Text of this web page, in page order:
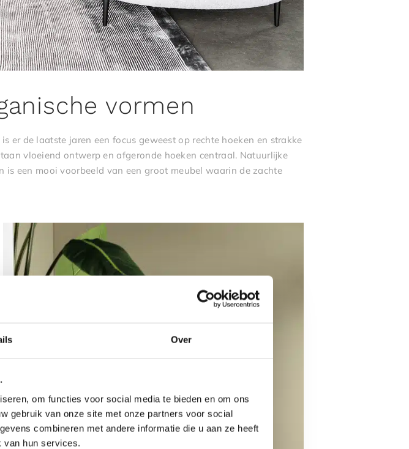
Over
om functies voor social media te bieden en om ons
gebruik van onze site met onze partners voor social
combineren met andere informatie die u aan ze heeft
van hun services.
vormen
er de laatste jaren een focus geweest op rechte hoeken en strakke
vloeiend ontwerp en afgeronde hoeken centraal. Natuurlijke
is een mooi voorbeeld van een groot meubel waarin de zachte